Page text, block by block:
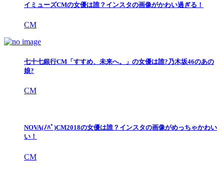
イミューズCMの女優は誰？インスタの画像がかわい過ぎる！
CM
七十七銀行CM「すすめ、未来へ。」の女優は誰?乃木坂46のあの
娘?
CM
NOVA(ﾉﾊﾞ)CM2018の女優は誰？インスタの画像がめっちゃかわい
い！
CM